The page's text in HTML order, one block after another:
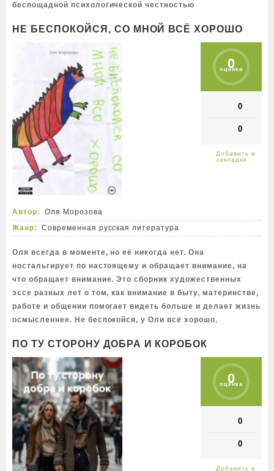
беспощадной психологической честностью
НЕ БЕСПОКОЙСЯ, СО МНОЙ ВСЁ ХОРОШО
0
оценка
0
0
Автор:
Оля Морозова
Жанр:
Современная русская литература
Оля всегда в моменте, но её никогда нет. Она
ностальгирует по настоящему и обращает внимание, на
что обращает внимание. Это сборник художественных
эссе разных лет о том, как внимание в быту, материнстве,
работе и общении помогает видеть больше и делает жизнь
осмысленнее. Не беспокойся, у Оли всё хорошо.
ПО ТУ СТОРОНУ ДОБРА И КОРОБОК
0
оценка
0
0